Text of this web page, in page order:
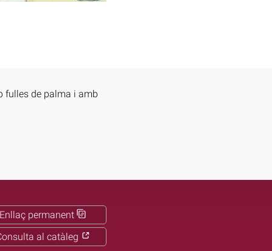
fulles de palma i amb
Enllaç permanent
al catàleg